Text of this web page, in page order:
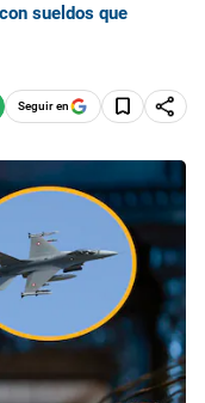
sueldos que
Seguir en